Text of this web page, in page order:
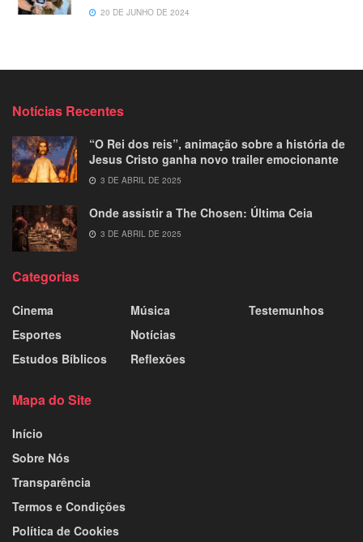
20 DE JUNHO DE 2024
Notícias Recentes
“O Rei dos reis”, animação sobre a história de
Jesus Cristo ganha novo trailer emocionante
3 DE ABRIL DE 2025
Onde assistir a The Chosen: Última Ceia
3 DE ABRIL DE 2025
Categorias
Cinema
Esportes
Estudos Bíblicos
Música
Notícias
Reflexões
Testemunhos
Mapa do Site
Início
Sobre Nós
Transparência
Termos e Condições
Política de Cookies